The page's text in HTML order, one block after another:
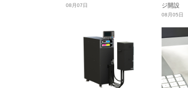
08月07日
ジ開設
08月05日